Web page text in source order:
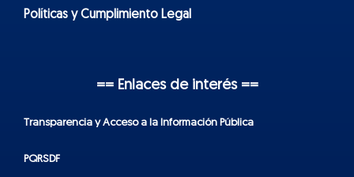
Políticas y Cumplimiento Legal
== Enlaces de interés ==
Transparencia y Acceso a la Información Pública
PQRSDF